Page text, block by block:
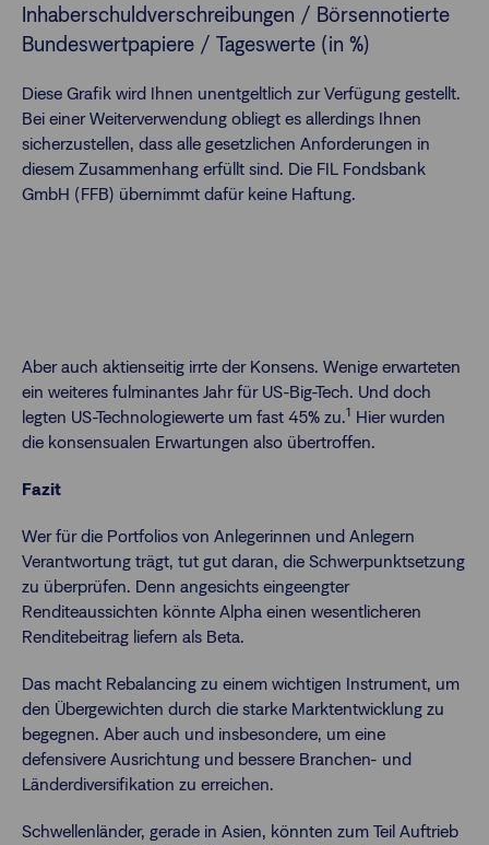
Inhaberschuldverschreibungen / Börsennotierte
Bundeswertpapiere / Tageswerte (in %)
Diese Grafik wird Ihnen unentgeltlich zur Verfügung gestellt.
Bei einer Weiterverwendung obliegt es allerdings Ihnen
sicherzustellen, dass alle gesetzlichen Anforderungen in
diesem Zusammenhang erfüllt sind. Die FIL Fondsbank
GmbH (FFB) übernimmt dafür keine Haftung.
Aber auch aktienseitig irrte der Konsens. Wenige erwarteten
ein weiteres fulminantes Jahr für US-Big-Tech. Und doch
legten US-Technologiewerte um fast 45% zu.1 Hier wurden
die konsensualen Erwartungen also übertroffen.
Fazit
Wer für die Portfolios von Anlegerinnen und Anlegern
Verantwortung trägt, tut gut daran, die Schwerpunktsetzung
zu überprüfen. Denn angesichts eingeengter
Renditeaussichten könnte Alpha einen wesentlicheren
Renditebeitrag liefern als Beta.
Das macht Rebalancing zu einem wichtigen Instrument, um
den Übergewichten durch die starke Marktentwicklung zu
begegnen. Aber auch und insbesondere, um eine
defensivere Ausrichtung und bessere Branchen- und
Länderdiversifikation zu erreichen.
Schwellenländer, gerade in Asien, könnten zum Teil Auftrieb